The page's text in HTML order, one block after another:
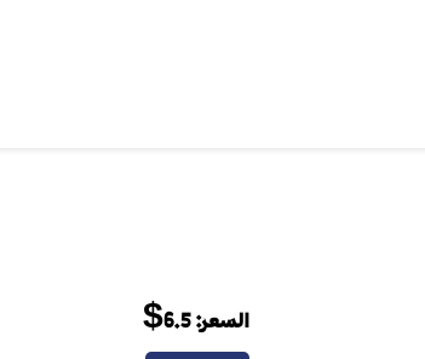
السعر:6.5$